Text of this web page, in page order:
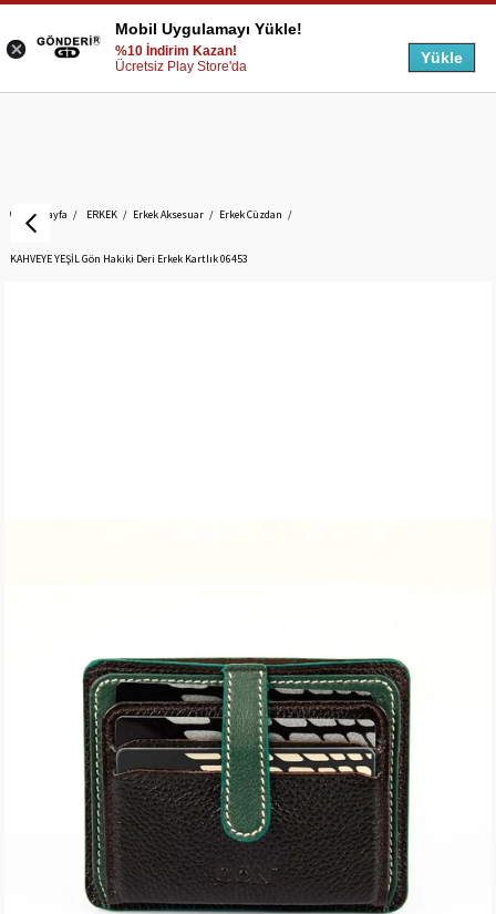
Anasayfa ERKEK Erkek Aksesuar Erkek Cüzdan
KAHVEYE YEŞİL Gön Hakiki Deri Erkek Kartlık 06453
Mobil Uygulamayı Yükle!
%10 İndirim Kazan!
Ücretsiz Play Store'da
Yükle